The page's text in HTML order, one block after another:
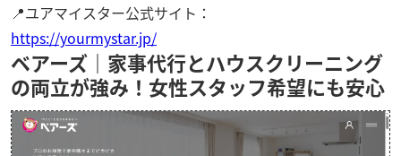
📍ユアマイスター公式サイト：
https://yourmystar.jp/
ベアーズ｜家事代行とハウスクリーニング
の両立が強み！女性スタッフ希望にも安心